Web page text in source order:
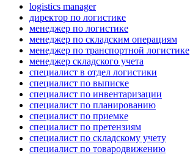
logistics manager
директор по логистике
менеджер по логистике
менеджер по складским операциям
менеджер по транспортной логистике
менеджер складского учета
специалист в отдел логистики
специалист по выписке
специалист по инвентаризации
специалист по планированию
специалист по приемке
специалист по претензиям
специалист по складскому учету
специалист по товародвижению